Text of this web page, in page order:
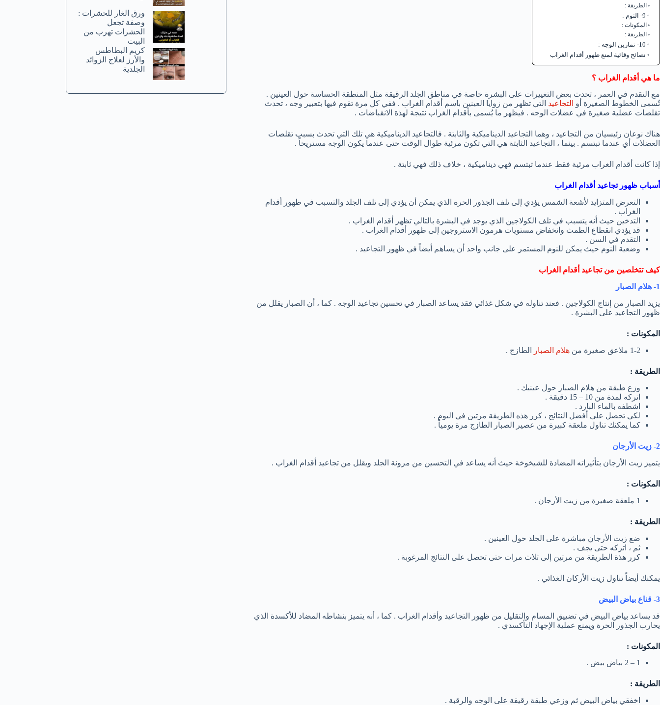
الطريقة :
9- الثوم :
المكونات :
الطريقة :
10- تمارين الوجه :
نصائح وقائية لمنع ظهور أقدام الغراب
ما هي أقدام الغراب ؟
مع التقدم في العمر ، تحدث بعض التغييرات على البشرة خاصة في مناطق الجلد الرقيقة مثل المنطقة الحساسة حول العينين .
تُسمى الخطوط الصغيرة أو التجاعيد التي تظهر من زوايا العينين باسم أقدام الغراب . ففي كل مرة تقوم فيها بتعبير وجه ، تحدث
تقلصات عضلية صغيرة في عضلات الوجه . فيظهر ما يُسمى بأقدام الغراب نتيجة لهذة الانقباضات .
هناك نوعان رئيسيان من التجاعيد ، وهما التجاعيد الديناميكية والثابتة . فالتجاعيد الديناميكية هي تلك التي تحدث بسبب تقلصات
العضلات أي عندما تبتسم . بينما ، التجاعيد الثابتة هي التي تكون مرئية طوال الوقت حتى عندما يكون الوجه مستريحاً .
إذا كانت أقدام الغراب مرئية فقط عندما تبتسم فهي ديناميكية ، خلاف ذلك فهي ثابتة .
أسباب ظهور تجاعيد أقدام الغراب
التعرض المتزايد لأشعة الشمس يؤدي إلى تلف الجذور الحرة الذي يمكن أن يؤدي إلى تلف الجلد والتسبب في ظهور أقدام
الغراب .
التدخين حيث أنه يتسبب في تلف الكولاجين الذي يوجد في البشرة بالتالي تظهر أقدام الغراب .
قد يؤدي انقطاع الطمث وانخفاض مستويات هرمون الاستروجين إلى ظهور أقدام الغراب .
التقدم في السن .
وضعية النوم حيث يمكن للنوم المستمر على جانب واحد أن يساهم أيضاً في ظهور التجاعيد .
كيف تتخلصين من تجاعيد أقدام الغراب
1- هلام الصبار
يزيد الصبار من إنتاج الكولاجين . فعند تناوله في شكل غذائي فقد يساعد الصبار في تحسين تجاعيد الوجه . كما ، أن الصبار يقلل من
ظهور التجاعيد على البشرة .
المكونات :
1-2 ملاعق صغيرة من
هلام الصبار الطازج .
الطريقة :
وزع طبقة من هلام الصبار حول عينيك .
اتركه لمدة من 10 – 15 دقيقة .
اشطفه بالماء البارد .
لكي تحصل على أفضل النتائج ، كرر هذه الطريقة مرتين في اليوم .
كما يمكنك تناول ملعقة كبيرة من عصير الصبار الطازج مرة يومياً .
2- زيت الأرجان
يتميز زيت الأرجان بتأثيراته المضادة للشيخوخة حيث أنه يساعد في التحسين من مرونة الجلد ويقلل من تجاعيد أقدام الغراب .
المكونات :
1 ملعقة صغيرة من زيت الأرجان .
الطريقة :
ضع زيت الأرجان مباشرة على الجلد حول العينين .
ثم ، اتركه حتى يجف .
كرر هذة الطريقة من مرتين إلى ثلاث مرات حتى تحصل على النتائج المرغوبة .
يمكنك أيضاً تناول زيت الأركان الغذائي .
3- قناع بياض البيض
قد يساعد بياض البيض في تضييق المسام والتقليل من ظهور التجاعيد وأقدام الغراب . كما ، أنه يتميز بنشاطه المضاد للأكسدة الذي
يحارب الجذور الحرة ويمنع عملية الإجهاد التأكسدي .
المكونات :
1 – 2 بياض بيض .
الطريقة :
اخفقي بياض البيض ثم وزعي طبقة رقيقة على الوجه والرقبة .
ورق الغار للحشرات :
وصفة تجعل
الحشرات تهرب من
البيت
كريم البطاطس
والأرز لعلاج الزوائد
الجلدية